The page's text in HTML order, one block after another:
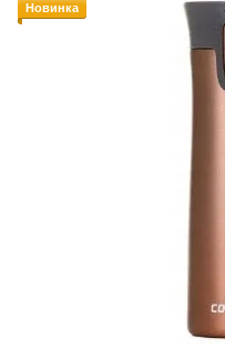
Новинка